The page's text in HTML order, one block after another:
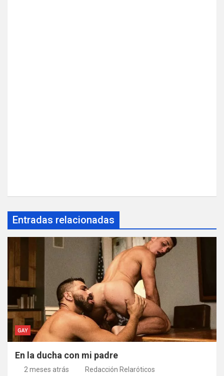
Entradas relacionadas
GAY
En la ducha con mi padre
2 meses atrás Redacción Relaróticos